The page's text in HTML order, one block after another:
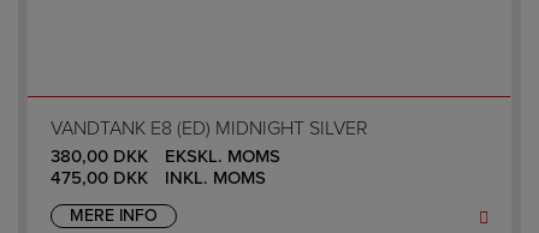
VANDTANK E8 (ED) MIDNIGHT SILVER
380,00 DKK
EKSKL. MOMS
475,00 DKK INKL. MOMS
MERE INFO